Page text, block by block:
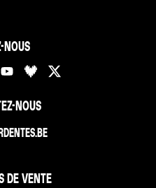
NOUS
NOUS
DE VENTE